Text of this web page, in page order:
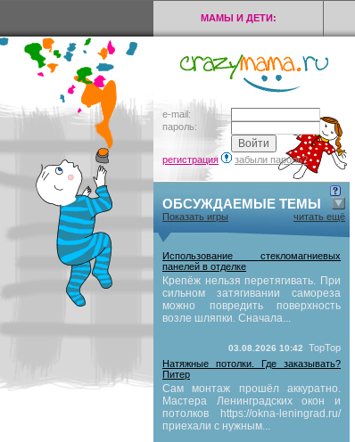
МАМЫ И ДЕТИ:
e-mail:
пароль:
регистрация забыли пароль?
ОБСУЖДАЕМЫЕ ТЕМЫ
Показать игры читать ещё
Использование стекломагниевых
панелей в отделке
Крепёж нельзя перетягивать. При
сильном затягивании самореза
можно повредить поверхность
возле шляпки. Сначала...
03.08.2026 10:42
TopTop
Натяжные потолки. Где заказывать?
Питер
Сам монтаж прошёл аккуратно.
Мастера Ленинградских окон и
потолков https://okna-leningrad.ru/
приехали с нужным...